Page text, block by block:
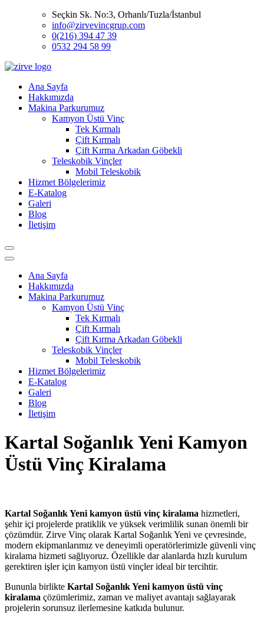
Seçkin Sk. No:3, Orhanlı/Tuzla/İstanbul
info@zirvevincgrup.com
0(216) 394 47 39
0532 294 58 99
Ana Sayfa
Hakkımızda
Makina Parkurumuz
Kamyon Üstü Vinç
Tek Kırmalı
Çift Kırmalı
Çift Kırma Arkadan Göbekli
Teleskobik Vinçler
Mobil Teleskobik
Hizmet Bölgelerimiz
E-Katalog
Galeri
Blog
İletişim
Ana Sayfa
Hakkımızda
Makina Parkurumuz
Kamyon Üstü Vinç
Tek Kırmalı
Çift Kırmalı
Çift Kırma Arkadan Göbekli
Teleskobik Vinçler
Mobil Teleskobik
Hizmet Bölgelerimiz
E-Katalog
Galeri
Blog
İletişim
Kartal Soğanlık Yeni Kamyon
Üstü Vinç Kiralama
Kartal Soğanlık Yeni kamyon üstü vinç kiralama hizmetleri,
şehir içi projelerde pratiklik ve yüksek verimlilik sunan önemli bir
çözümdür. Zirve Vinç olarak Kartal Soğanlık Yeni ve çevresinde,
modern ekipmanlarımız ve deneyimli operatörlerimizle güvenli vinç
kiralama hizmeti sağlıyoruz. Özellikle dar alanlarda hızlı kurulum
gerektiren işler için kamyon üstü vinçler ideal bir tercihtir.
Bununla birlikte Kartal Soğanlık Yeni kamyon üstü vinç
kiralama çözümlerimiz, zaman ve maliyet avantajı sağlayarak
projelerin sorunsuz ilerlemesine katkıda bulunur.